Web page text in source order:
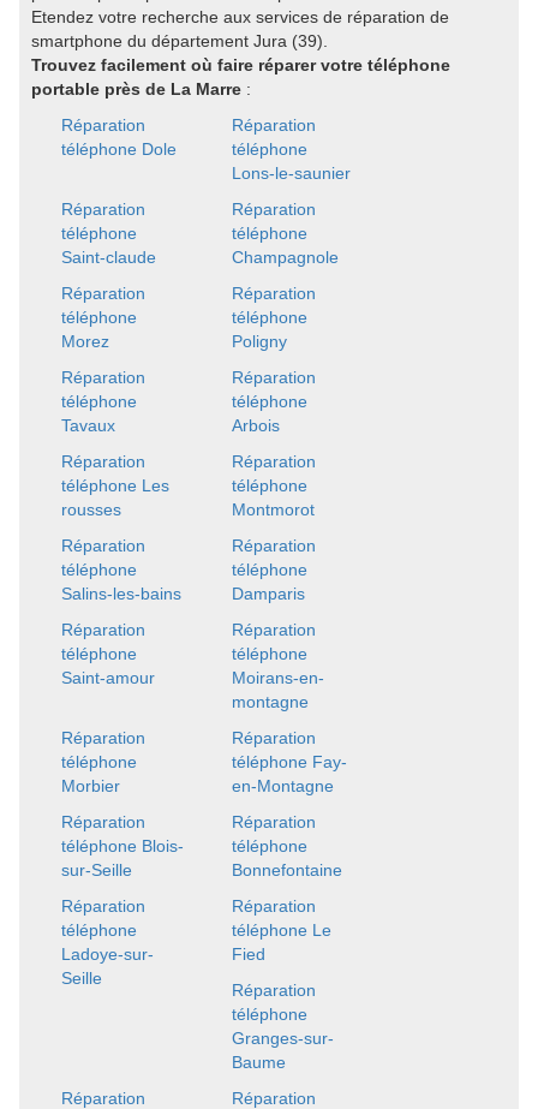
Etendez votre recherche aux services de réparation de
smartphone du département Jura (39).
Trouvez facilement où faire réparer votre téléphone
portable près de La Marre :
Réparation
téléphone Dole
Réparation
téléphone
Lons-le-saunier
Réparation
téléphone
Saint-claude
Réparation
téléphone
Champagnole
Réparation
téléphone
Morez
Réparation
téléphone
Poligny
Réparation
téléphone
Tavaux
Réparation
téléphone
Arbois
Réparation
téléphone Les
rousses
Réparation
téléphone
Montmorot
Réparation
téléphone
Salins-les-bains
Réparation
téléphone
Damparis
Réparation
téléphone
Saint-amour
Réparation
téléphone
Moirans-en-
montagne
Réparation
téléphone
Morbier
Réparation
téléphone Fay-
en-Montagne
Réparation
téléphone Blois-
sur-Seille
Réparation
téléphone
Bonnefontaine
Réparation
téléphone
Ladoye-sur-
Seille
Réparation
téléphone Le
Fied
Réparation
téléphone
Granges-sur-
Baume
Réparation
Réparation